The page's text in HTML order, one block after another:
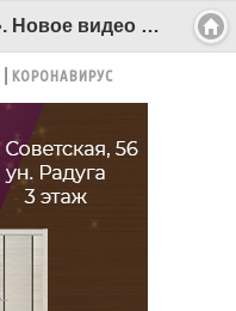
«Форменное свинство». Новое видео от читателя БК - Беломорканал Северодвинск tv29.ru
КОРОНАВИРУС